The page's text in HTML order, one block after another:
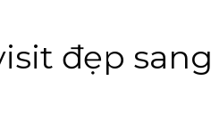
đẹp sang